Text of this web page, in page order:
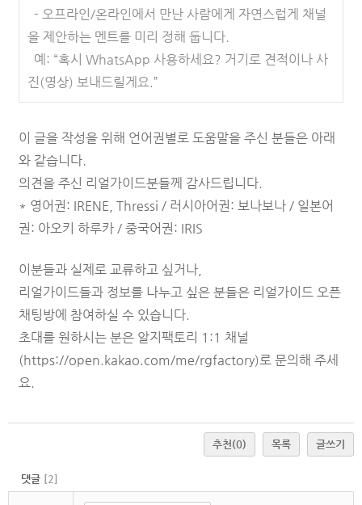
- 오프라인/온라인에서 만난 사람에게 자연스럽게 채널
을 제안하는 멘트를 미리 정해 둡니다.
예: “혹시 WhatsApp 사용하세요? 거기로 견적이나 사
진(영상) 보내드릴게요.”
이 글을 작성을 위해 언어권별로 도움말을 주신 분들은 아래
와 같습니다.
의견을 주신 리얼가이드분들께 감사드립니다.
* 영어권: IRENE, Thressi / 러시아어권: 보나보나 / 일본어
권: 아오키 하루카 / 중국어권: IRIS
이분들과 실제로 교류하고 싶거나,
리얼가이드들과 정보를 나누고 싶은 분들은 리얼가이드 오픈
채팅방에 참여하실 수 있습니다.
초대를 원하시는 분은 알지팩토리 1:1 채널
(https://open.kakao.com/me/rgfactory)로 문의해 주세
요.
추천(0) 목록 글쓰기
댓글 [2]